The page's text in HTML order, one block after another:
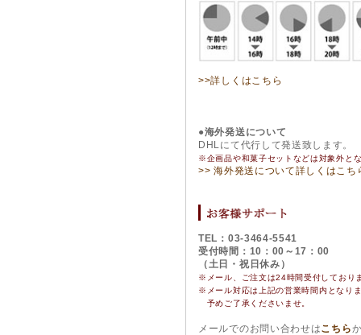
>>詳しくはこちら
●海外発送について
DHLにて代行して発送致します。
※企画品や和菓子セットなどは対象外と
>> 海外発送について詳しくはこち
TEL：03-3464-5541
受付時間：10：00～17：00
（土日・祝日休み）
※メール、ご注文は24時間受付しており
※ メール対応は上記の営業時間内となり
予めご了承くださいませ。
メールでのお問い合わせはこちら